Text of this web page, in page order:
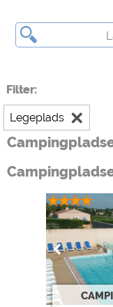
Filter:
Legeplads
https://
YouTube (Videoer fra
https://
Google Maps
https://
Google reCAPTCHA
Statistikker
Google Analytics
https://